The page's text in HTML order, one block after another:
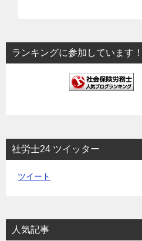
ョ
ン
ランキングに参加しています！
社労士24 ツイッター
ツイート
人気記事